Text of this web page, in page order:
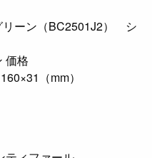
リーン（BC2501J2） シ
価格
（mm）